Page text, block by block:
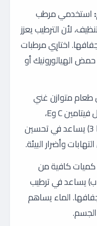
استخدمي مرطب
لأن الترطيب يعزز
اختارِي مرطبات
الهيالورونيك أو
طعام متوازن غني
بالفيتامينات والمعادن (مثل فيتامين C وE،
والأحماض الدهنية أوميغا 3) يساعد في تحسين
وأضرار البيئة.
كافية من
(حوالي 8 أكواب) يساعد في ترطيب
الماء يساهم